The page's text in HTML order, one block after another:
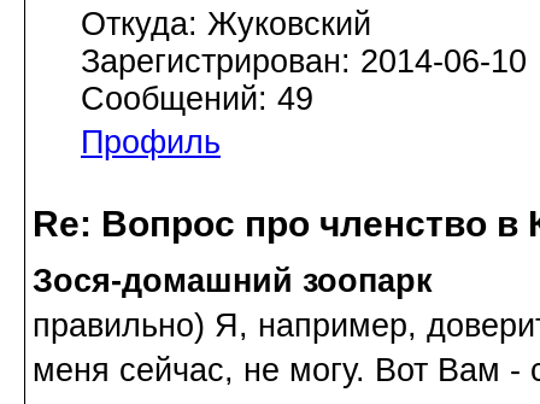
Откуда: Жуковский
Зарегистрирован: 2014-06-10
Сообщений: 49
Профиль
Re: Вопрос про членство в
Зося-домашний зоопарк
правильно) Я, например,
меня сейчас, не могу. Вот Вам -